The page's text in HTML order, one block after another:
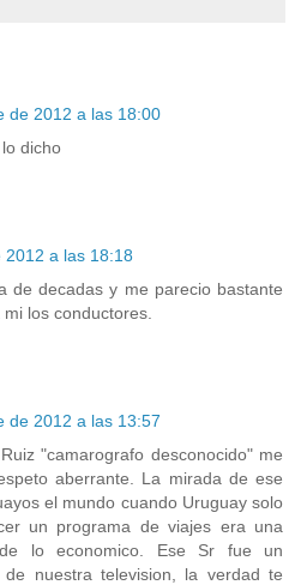
de 2012 a las 18:00
dicho
a las 18:18
de decadas y me parecio bastante
los conductores.
de 2012 a las 13:57
"camarografo desconocido" me
aberrante. La mirada de ese
el mundo cuando Uruguay solo
un programa de viajes era una
lo economico. Ese Sr fue un
nuestra television, la verdad te